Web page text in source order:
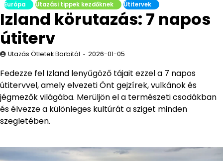
Európa Utazási tippek kezdőknek Útitervek
Izland körutazás: 7 napos
útiterv
Utazás Ötletek Barbitól 2026-01-05
Fedezze fel Izland lenyűgöző tájait ezzel a 7 napos
útitervvel, amely elvezeti Önt gejzírek, vulkánok és
jégmezők világába. Merüljön el a természeti csodákban
és élvezze a különleges kultúrát a sziget minden
szegletében.